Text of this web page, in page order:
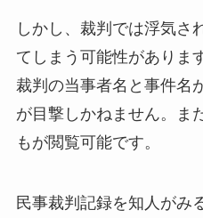
しかし、裁判では浮気さ
てしまう可能性がありま
裁判の当事者名と事件名
が目撃しかねません。ま
もが閲覧可能です。
民事裁判記録を知人がみ